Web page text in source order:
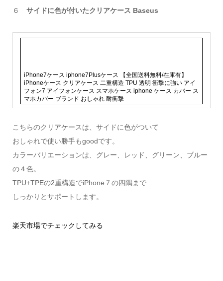
６ サイドに色が付いたクリアケース Baseus
iPhone7ケース iphone7Plusケース 【全国送料無料/在庫有】
iPhoneケース クリアケース 二重構造 TPU 透明 衝撃に強い アイ
フォン7 アイフォンケース スマホケース iphone ケース カバー ス
マホカバー ブランド おしゃれ 耐衝撃
こちらのクリアケースは、サイドに色がついて
おしゃれで使い勝手もgoodです。
カラーバリエーションは、グレー、レッド、グリーン、ブルー
の４色。
TPU+TPEの2重構造でiPhone７の四隅まで
しっかりとサポートします。
楽天市場でチェックしてみる